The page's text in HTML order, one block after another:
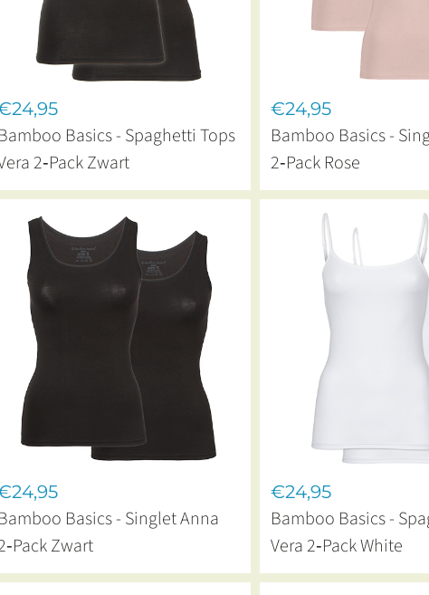
Basics - Spaghetti Tops
2‑Pack Zwart
€24,95
Bamboo Basics -
2‑Pack Rose
Basics - Singlet Anna
Zwart
€24,95
Bamboo Basics -
Vera 2‑Pack White